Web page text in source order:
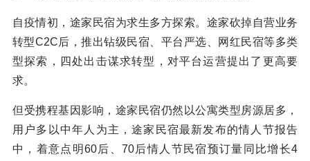
自疫情初，途家民宿为求生多方探索。途家砍掉自营业务
转型C2C后，推出钻级民宿、平台严选、网红民宿等多类
型探索，四处出击谋求转型，对平台运营提出了更高要
求。
但受携程基因影响，途家民宿仍然以公寓类型房源居多，
用户多以中年人为主，途家民宿最新发布的情人节报告
中，着意点明60后、70后情人节民宿预订量同比增长4